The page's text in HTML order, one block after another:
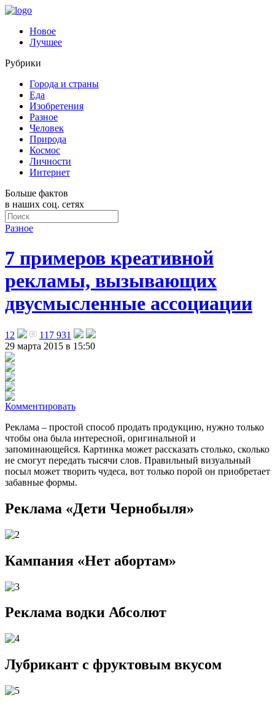
Новое
Лучшее
Рубрики
Города и страны
Еда
Изобретения
Разное
Человек
Природа
Космос
Личности
Интернет
Больше фактов
в наших соц. сетях
Разное
7 примеров креативной
рекламы, вызывающих
двусмысленные ассоциации
12
117 931
29 марта 2015 в 15:50
Комментировать
Реклама – простой способ продать продукцию, нужно только
чтобы она была интересной, оригинальной и
запоминающейся. Картинка может рассказать столько, сколько
не смогут передать тысячи слов. Правильный визуальный
посыл может творить чудеса, вот только порой он приобретает
забавные формы.
Реклама «Дети Чернобыля»
Кампания «Нет абортам»
Реклама водки Абсолют
Лубрикант с фруктовым вкусом